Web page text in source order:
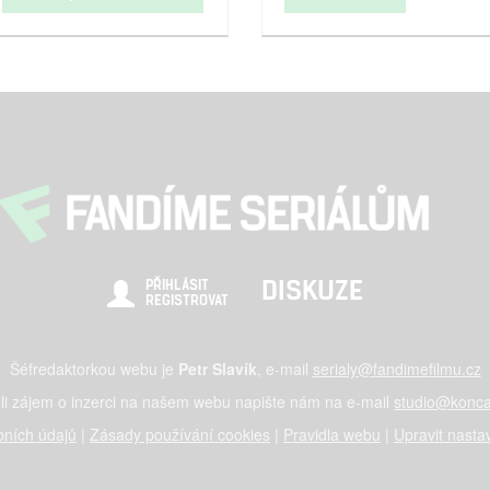
PŘIHLÁSIT
REGISTROVAT
DISKUZE
Šéfredaktorkou webu je Petr Slavík, e-mail serialy@fandimefilmu.cz
zájem o inzerci na našem webu napište nám na e-mail
údajů
Zásady používání cookies Pravidla webu Upravit